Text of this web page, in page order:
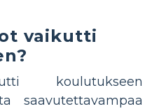
vaikutti
koulutukseen
saavutettavampaa